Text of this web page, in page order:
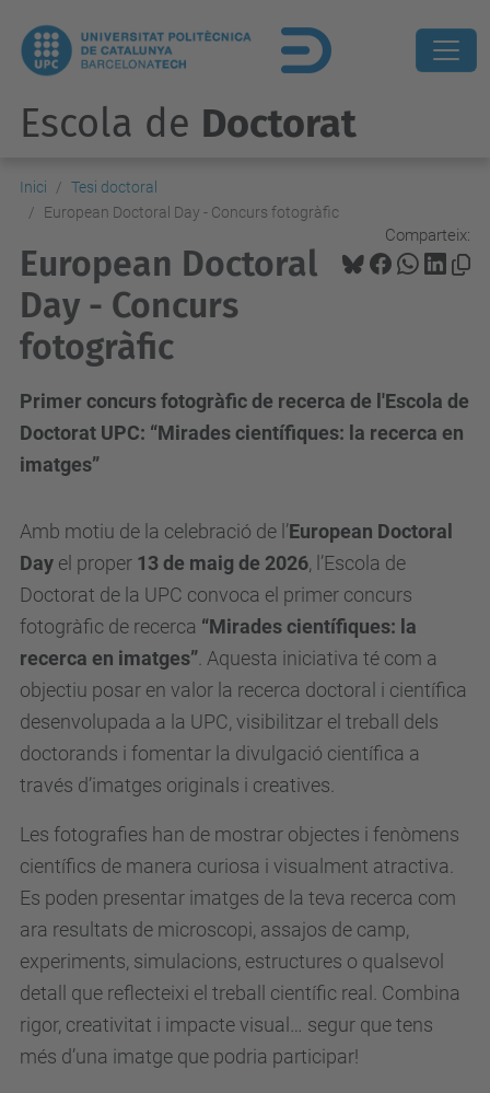
Escola de Doctorat
Inici
Tesi doctoral
European Doctoral Day - Concurs fotogràfic
Comparteix:
European Doctoral
Day - Concurs
fotogràfic
Primer concurs fotogràfic de recerca de l'Escola de
Doctorat UPC: “Mirades científiques: la recerca en
imatges”
Amb motiu de la celebració de l’European Doctoral
Day el proper 13 de maig de 2026, l’Escola de
Doctorat de la UPC convoca el primer concurs
fotogràfic de recerca “Mirades científiques: la
recerca en imatges” . Aquesta iniciativa té com a
objectiu posar en valor la recerca doctoral i científica
desenvolupada a la UPC, visibilitzar el treball dels
doctorands i fomentar la divulgació científica a
través d’imatges originals i creatives.
Les fotografies han de mostrar objectes i fenòmens
científics de manera curiosa i visualment atractiva.
Es poden presentar imatges de la teva recerca com
ara resultats de microscopi, assajos de camp,
experiments, simulacions, estructures o qualsevol
detall que reflecteixi el treball científic real. Combina
rigor, creativitat i impacte visual… segur que tens
més d’una imatge que podria participar!